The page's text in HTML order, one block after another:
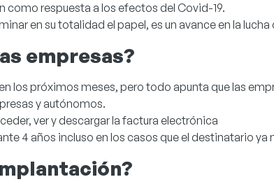
como respuesta a los efectos del Covid-19.
en su totalidad el papel, es un avance en la
empresas?
los próximos meses, pero todo apunta que las
y autónomos.
ver y descargar la factura electrónica
4 años incluso en los casos que el destinatario ya